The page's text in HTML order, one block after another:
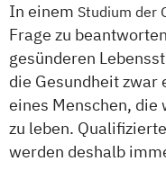
Psychologie
Psychologie
Psychologie
Empowerment
Psychosoziale
In einem Studium der
Frage zu
gesünderen
die Gesundheit
eines Menschen, die
zu leben.
werden deshalb